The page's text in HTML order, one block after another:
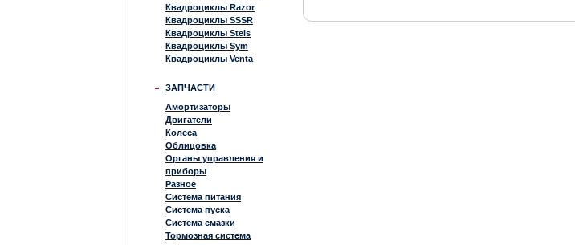
Квадроциклы Razor
Квадроциклы SSSR
Квадроциклы Stels
Квадроциклы Sym
Квадроциклы Venta
ЗАПЧАСТИ
Амортизаторы
Двигатели
Колеса
Облицовка
Органы управления и
приборы
Разное
Система питания
Система пуска
Система смазки
Тормозная система